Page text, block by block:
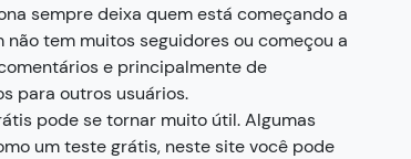
sempre deixa quem está começando a
tem muitos seguidores ou começou a
e principalmente de
para outros usuários.
pode se tornar muito útil. Algumas
um teste grátis, neste site você pode